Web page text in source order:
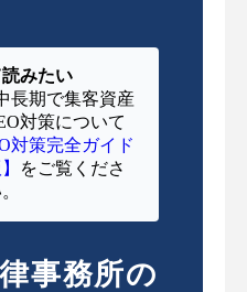
みたい
長期で集客資産
対策について
対策完全ガイド
をご覧くださ
事務所の